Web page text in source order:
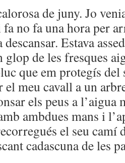
de juny. Jo
fa no fa una hora per
descansar. Estava
glop de les fresques
que em protegís
meu cavall a un
els peus a l’aigua
ambdues mans i
el seu camí
cadascuna de les